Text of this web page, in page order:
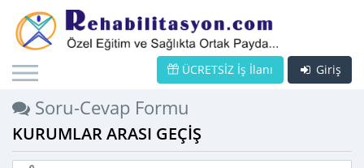
Giriş
ÜCRETSİZ İş İlanı
Soru-Cevap Formu
KURUMLAR ARASI GEÇİŞ